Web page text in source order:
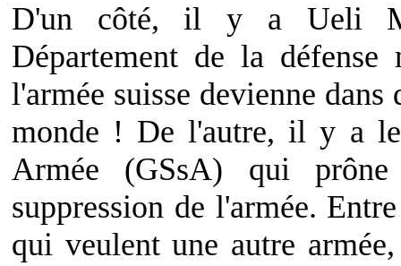
D'un côté, il y a Ueli
Département de la
l'armée suisse devienne
monde ! De l'autre, il y a le
Armée (GSsA) qui
suppression de l'armée.
qui veulent une autre